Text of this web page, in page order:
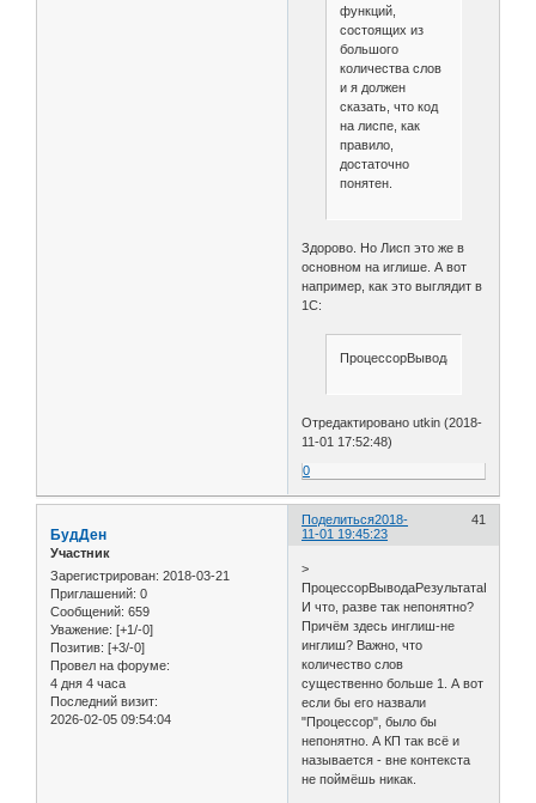
функций,
состоящих из
большого
количества слов
и я должен
сказать, что код
на лиспе, как
правило,
достаточно
понятен.
Здорово. Но Лисп это же в
основном на иглише. А вот
например, как это выглядит в
1С:
Отредактировано utkin (2018-
11-01 17:52:48)
0
Поделиться 41
2018-
11-01 19:45:23
БудДен
Участник
Зарегистрирован: 2018-03-21
Приглашений: 0
Сообщений: 659
Уважение: [+1/-0]
Позитив: [+3/-0]
Провел на форуме:
4 дня 4 часа
Последний визит:
2026-02-05 09:54:04
>
И что, разве так непонятно?
Причём здесь инглиш-не
инглиш? Важно, что
количество слов
существенно больше 1. А вот
если бы его назвали
"Процессор", было бы
непонятно. А КП так всё и
называется - вне контекста
не поймёшь никак.